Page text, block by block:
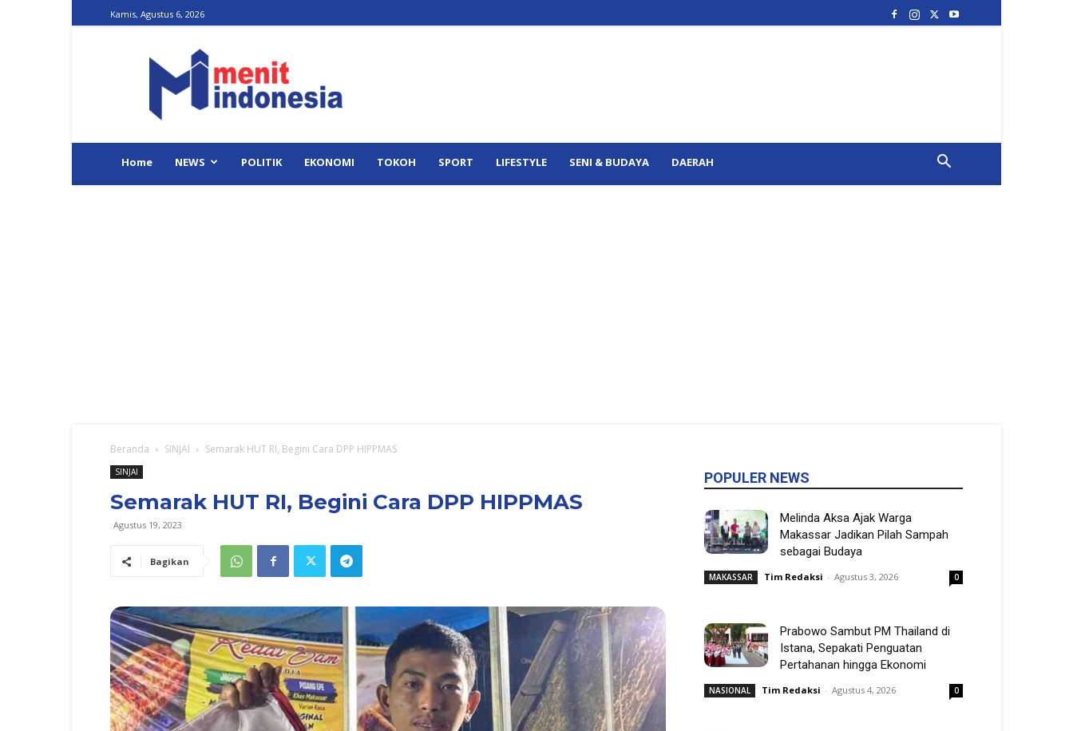
Kamis, Agustus 6, 2026
Indonesia
Home NEWS POLITIK EKONOMI TOKOH SPORT LIFESTYLE SENI & BUDAYA DAERAH
Beranda SINJAI Semarak HUT RI, Begini Cara DPP HIPPMAS
SINJAI
Semarak HUT RI, Begini Cara DPP HIPPMAS
Agustus 19, 2023
Bagikan
POPULER NEWS
Melinda Aksa Ajak Warga
Makassar Jadikan Pilah Sampah
sebagai Budaya
MAKASSAR Tim Redaksi - Agustus 3, 2026 0
Prabowo Sambut PM Thailand di
Istana, Sepakati Penguatan
Pertahanan hingga Ekonomi
NASIONAL Tim Redaksi - Agustus 4, 2026 0